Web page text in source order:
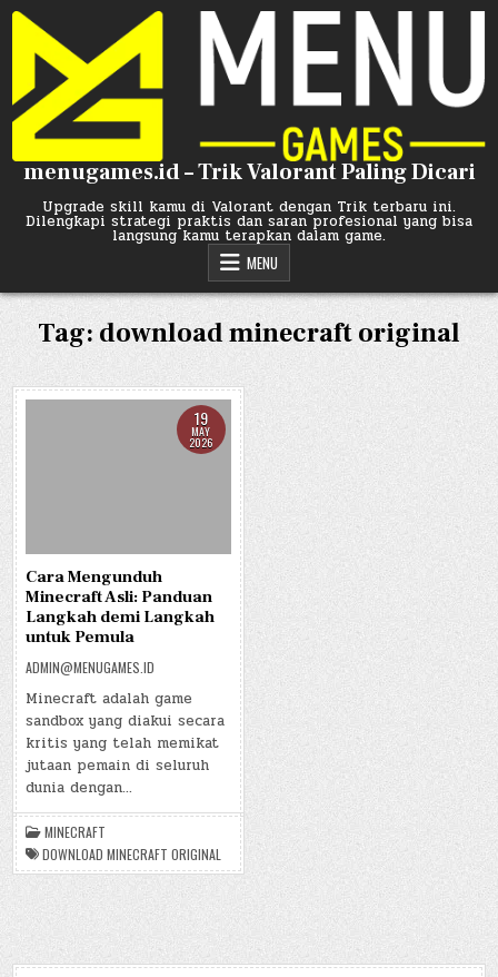
Skip
content
menugames.id – Trik Valorant Paling Dicari
Upgrade skill kamu di Valorant dengan Trik terbaru ini.
Dilengkapi strategi praktis dan saran profesional yang bisa
langsung kamu terapkan dalam game.
MENU
Tag: download minecraft original
19
MAY
2026
Cara Mengunduh
Minecraft Asli: Panduan
Langkah demi Langkah
untuk Pemula
ADMIN@MENUGAMES.ID
Minecraft adalah game
sandbox yang diakui secara
kritis yang telah memikat
jutaan pemain di seluruh
dunia dengan…
MINECRAFT
DOWNLOAD MINECRAFT ORIGINAL